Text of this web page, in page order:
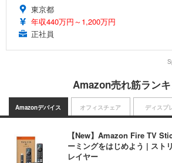
東京都
年収440万円～1,200万円
正社員
Amazon売れ筋ラン
Amazonデバイス
【New】Amazon Fire TV
ーミングをはじめよう | スト
レイヤー
オフィスチェア ディスプ